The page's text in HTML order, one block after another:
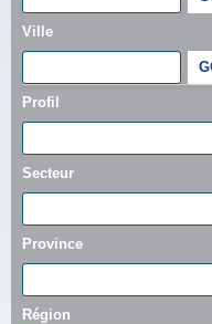
Ville
Profil
Secteur
Province
Région